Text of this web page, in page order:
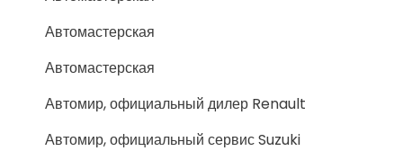
Автомастерская
Автомастерская
Автомир, официальный дилер Renault
Автомир, официальный сервис Suzuki